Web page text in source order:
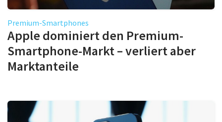
Premium-Smartphones
Apple dominiert den Premium-
Smartphone-Markt – verliert aber
Marktanteile